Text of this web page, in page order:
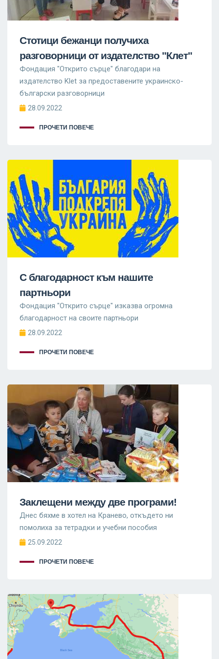
Стотици бежанци получиха
разговорници от издателство "Клет"
Фондация "Открито сърце" благодари на
издателство Klet за предоставените украинско-
български разговорници
28.09.2022
ПРОЧЕТИ ПОВЕЧЕ
С благодарност към нашите
партньори
Фондация "Открито сърце" изказва огромна
благодарност на своите партньори
28.09.2022
ПРОЧЕТИ ПОВЕЧЕ
Заклещени между две програми!
Днес бяхме в хотел на Кранево, откъдето ни
помолиха за тетрадки и учебни пособия
25.09.2022
ПРОЧЕТИ ПОВЕЧЕ